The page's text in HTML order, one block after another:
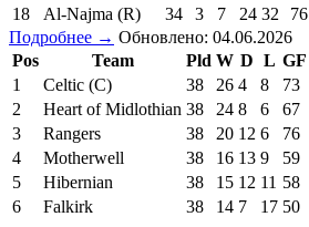
18
Al-Najma (R) 34 3 7 24 32 76
Подробнее → Обновлено: 04.06.2026
Pos
Team Pld W D L GF
1
Celtic (C) 38 26 4 8 73
2
Heart of Midlothian 38 24 8 6 67
3
Rangers 38 20 12 6 76
4
Motherwell 38 16 13 9 59
5
Hibernian 38 15 12 11 58
6
Falkirk 38 14 7 17 50